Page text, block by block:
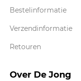
Bestelinformatie
Verzendinformatie
Retouren
Over De Jong